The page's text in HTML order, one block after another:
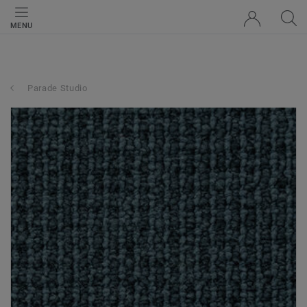
MENU
Parade Studio